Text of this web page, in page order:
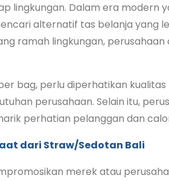
lingkungan. Dalam era modern
alternatif tas belanja yang
ramah lingkungan,
bag, perlu diperhatikan
perusahaan. Selain itu,
perhatian pelanggan dan
dari Straw/Sedotan Bali
merek atau